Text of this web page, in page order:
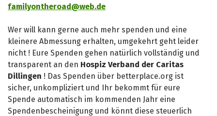
familyontheroad@web.de
Wer will kann gerne auch mehr spenden und eine
kleinere Abmessung erhalten, umgekehrt geht leider
nicht ! Eure Spenden gehen natürlich vollständig und
transparent an den Hospiz Verband der Caritas
Dillingen ! Das Spenden über betterplace.org ist
sicher, unkompliziert und Ihr bekommt für eure
Spende automatisch im kommenden Jahr eine
Spendenbescheinigung und könnt diese steuerlich